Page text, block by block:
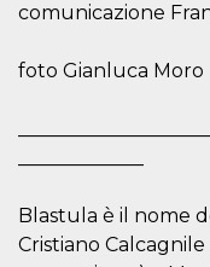
comunicazione
foto Gianluca Moro
Blastula è il nome
Cristiano